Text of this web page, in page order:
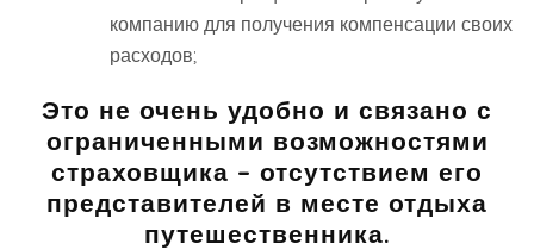
компанию для получения компенсации своих
расходов;
Это не очень удобно и связано с
ограниченными возможностями
страховщика – отсутствием его
представителей в месте отдыха
путешественника.